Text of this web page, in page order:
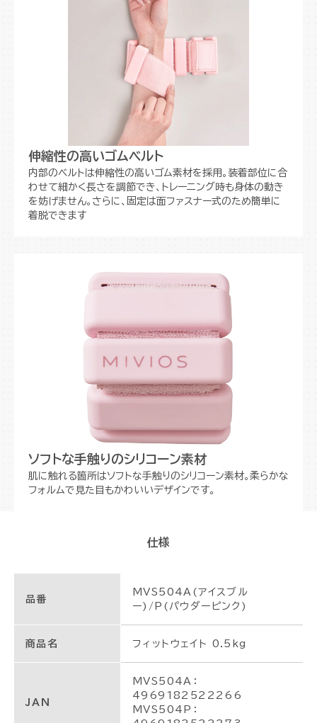
伸縮性の高いゴムベルト
内部のベルトは伸縮性の高いゴム素材を採用。装着部位に合
わせて細かく長さを調節でき、トレーニング時も身体の動き
を妨げません。さらに、固定は面ファスナー式のため簡単に
着脱できます
ソフトな手触りのシリコーン素材
肌に触れる箇所はソフトな手触りのシリコーン素材。柔らかな
フォルムで見た目もかわいいデザインです。
仕様
品番
MVS504A(アイスブル
ー)/P(パウダーピンク)
商品名 フィットウェイト 0.5kg
JAN
MVS504A：
4969182522266
MVS504P：